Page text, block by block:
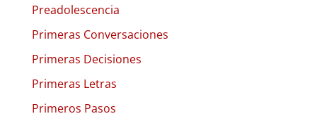
Preadolescencia
Primeras Conversaciones
Primeras Decisiones
Primeras Letras
Primeros Pasos